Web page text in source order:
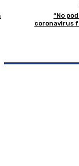
“No
coronavirus